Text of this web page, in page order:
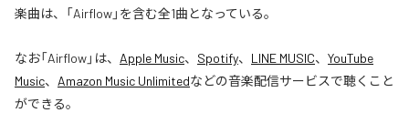
楽曲は、「Airflow」を含む全1曲となっている。
なお「Airflow」は、 Apple Music、 Spotify、 LINE MUSIC、 YouTube
Music、 Amazon Music Unlimitedなどの音楽配信サービスで聴くこと
ができる。